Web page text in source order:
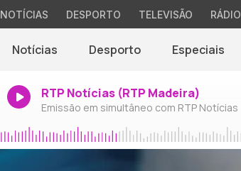
NOTÍCIAS DESPORTO TELEVISÃO RÁDIO
Notícias Desporto Especiais
RTP Notícias (RTP Madeira)
Emissão em simultâneo com RTP Notícias